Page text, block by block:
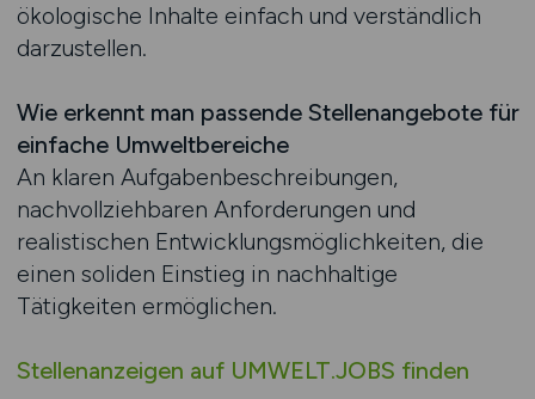
ökologische Inhalte einfach und verständlich
darzustellen.
Wie erkennt man passende Stellenangebote für
einfache Umweltbereiche
An klaren Aufgabenbeschreibungen,
nachvollziehbaren Anforderungen und
realistischen Entwicklungsmöglichkeiten, die
einen soliden Einstieg in nachhaltige
Tätigkeiten ermöglichen.
Stellenanzeigen auf UMWELT.JOBS finden